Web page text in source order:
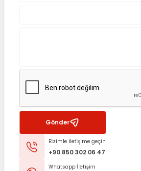
Gönder
Bizimle iletişime geçin
+90 850 302 06 47
Whatsapp İletişim